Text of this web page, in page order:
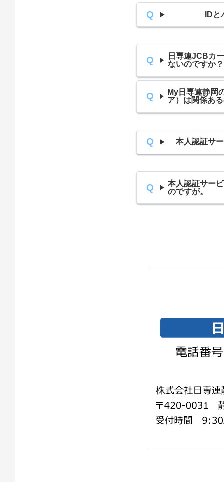
ID
日専連JCBカ
ないのですか？
My日専連静岡
ア）は関係あ
本人認証サ
本人認証サー
のですが。